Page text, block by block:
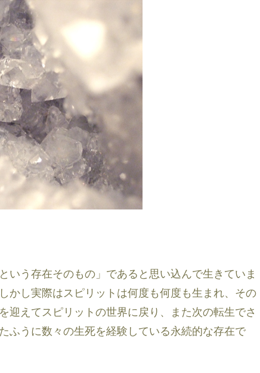
いう存在そのもの」であると思い込んで生きていま
かし実際はスピリットは何度も何度も生まれ、その
迎えてスピリットの世界に戻り、また次の転生でさ
ふうに数々の生死を経験している永続的な存在で